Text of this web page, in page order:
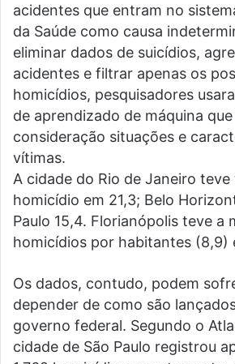
acidentes que entram no
da Saúde como causa
eliminar dados de suicídios,
acidentes e filtrar apenas os
homicídios, pesquisadores
de aprendizado de máquina
consideração situações e
vítimas.
A cidade do Rio de Janeiro teve
homicídio em 21,3; Belo
Paulo 15,4. Florianópolis teve a
homicídios por habitantes (8,9)
Os dados, contudo, podem
depender de como são
governo federal. Segundo o
cidade de São Paulo registrou